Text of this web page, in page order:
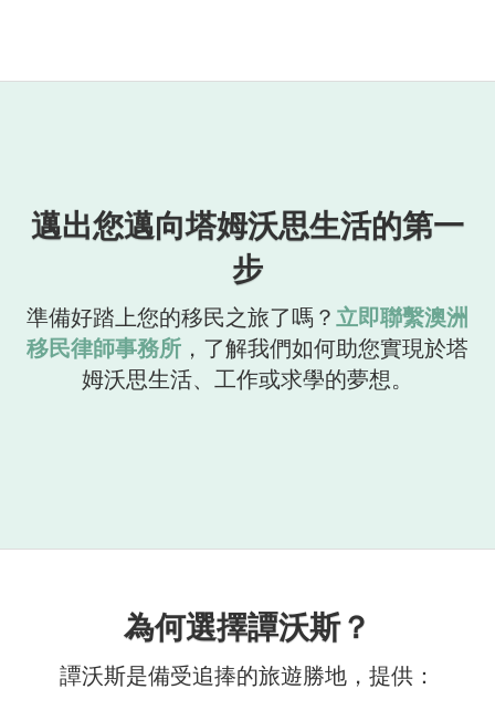
邁出您邁向塔姆沃思生活的第一
步
準備好踏上您的移民之旅了嗎？ 立即聯繫澳洲
移民律師事務所 ，了解我們如何助您實現於塔
姆沃思生活、工作或求學的夢想。
為何選擇譚沃斯？
譚沃斯是備受追捧的旅遊勝地，提供：